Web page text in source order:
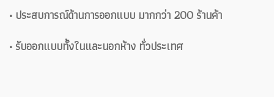
• ประสบการณ์ด้านการออกแบบ มากกว่า 200 ร้านค้า
• รับออกแบบทั้งในและนอกห้าง ทั่วประเทศ